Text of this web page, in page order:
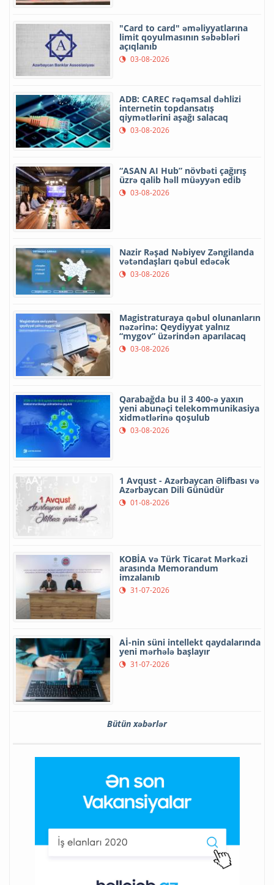
"Card to card" əməliyyatlarına
limit qoyulmasının səbəbləri
açıqlanıb
03-08-2026
ADB: CAREC rəqəmsal dəhlizi
internetin topdansatış
qiymətlərini aşağı salacaq
03-08-2026
“ASAN AI Hub” növbəti çağırış
üzrə qalib həll müəyyən edib
03-08-2026
Nazir Rəşad Nəbiyev Zəngilanda
vətəndaşları qəbul edəcək
03-08-2026
Magistraturaya qəbul olunanların
nəzərinə: Qeydiyyat yalnız
“mygov” üzərindən aparılacaq
03-08-2026
Qarabağda bu il 3 400-ə yaxın
yeni abunəçi telekommunikasiya
xidmətlərinə qoşulub
03-08-2026
1 Avqust - Azərbaycan Əlifbası və
Azərbaycan Dili Günüdür
01-08-2026
KOBİA və Türk Ticarət Mərkəzi
arasında Memorandum
imzalanıb
31-07-2026
Aİ-nin süni intellekt qaydalarında
yeni mərhələ başlayır
31-07-2026
Bütün xəbərlər